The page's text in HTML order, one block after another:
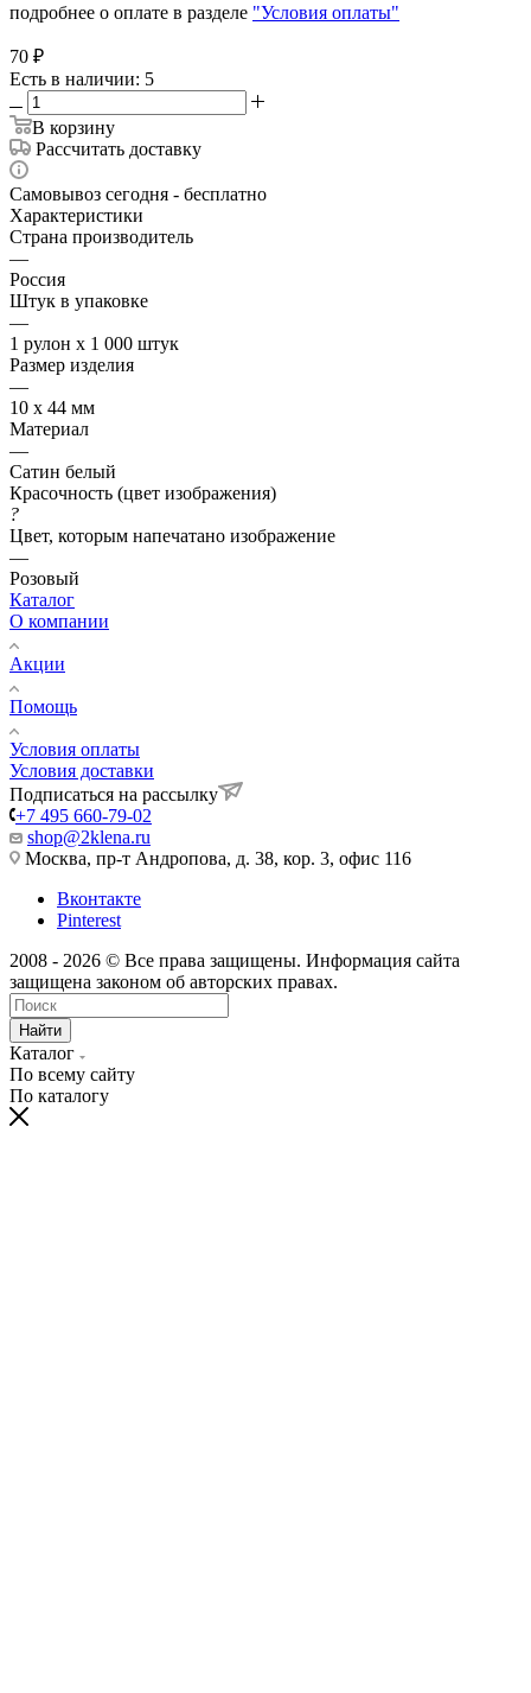
подробнее о оплате в разделе "Условия оплаты"
70 ₽
Есть в наличии: 5
В корзину
Рассчитать доставку
Самовывоз сегодня - бесплатно
Характеристики
Страна производитель
—
Россия
Штук в упаковке
—
1 рулон х 1 000 штук
Размер изделия
—
10 х 44 мм
Материал
—
Сатин белый
Красочность (цвет изображения)
?
Цвет, которым напечатано изображение
—
Розовый
Каталог
О компании
Акции
Помощь
Условия оплаты
Условия доставки
Подписаться на рассылку
+7 495 660-79-02
shop@2klena.ru
Москва, пр-т Андропова, д. 38, кор. 3, офис 116
Вконтакте
Pinterest
2008 - 2026 © Все права защищены. Информация сайта
защищена законом об авторских правах.
Найти
Каталог
По всему сайту
По каталогу